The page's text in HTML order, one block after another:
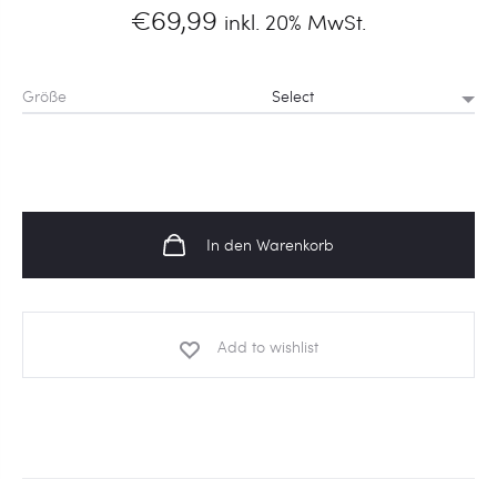
€69,99 inkl. 20% MwSt.
Größe
In den Warenkorb
Add to wishlist